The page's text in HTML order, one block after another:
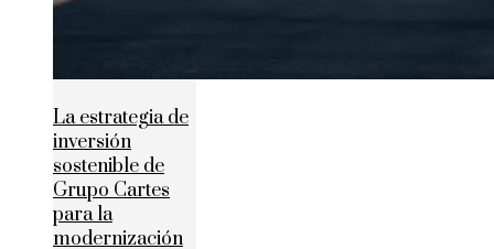
La estrategia de
inversión
sostenible de
Grupo Cartes
para la
modernización